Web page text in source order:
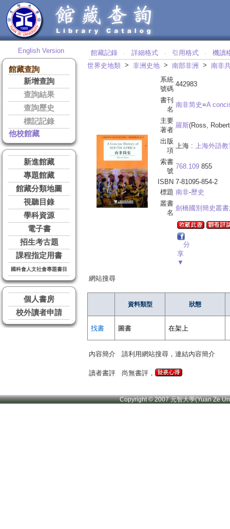
English Version
館藏查詢
新增查詢
查詢結果
查詢歷史
標記記錄
他校館藏
新進館藏
專題館藏
館藏分類地圖
視聽目錄
學科資源
電子書
招生考古題
課程指定用書
國科會人文社會專題書目
個人書房
校外讀者申請
館藏記錄 ‧ 詳細格式 ‧ 引用格式 ‧
機讀
世界史地類 > 非洲史地 > 南部非洲 > 南非
系統
號碼
442983
書刊
名
南非简史=A
主要
著者
羅斯(Ross,
出版
項
上海 : 上海外語教
索書
號
768.109 855
ISBN 7-81095-854-2
標題 南非-歷史
叢書
名
劍橋國別簡史叢書
分
享
▼
網站搜尋
資料類型 狀態
找書 圖書 在架上
內容簡介 請利用網站搜尋，連結內容簡介
讀者書評 尚無書評，
Copyright © 2007 元智大學(Yuan Ze